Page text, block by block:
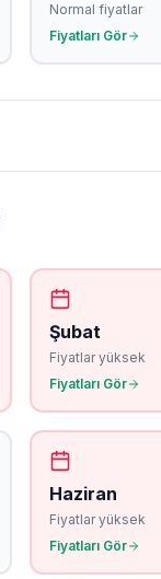
Normal fiyatlar
Fiyatları Gör
Şubat
Fiyatlar yüksek
Fiyatları Gör
Haziran
Fiyatlar yüksek
Fiyatları Gör